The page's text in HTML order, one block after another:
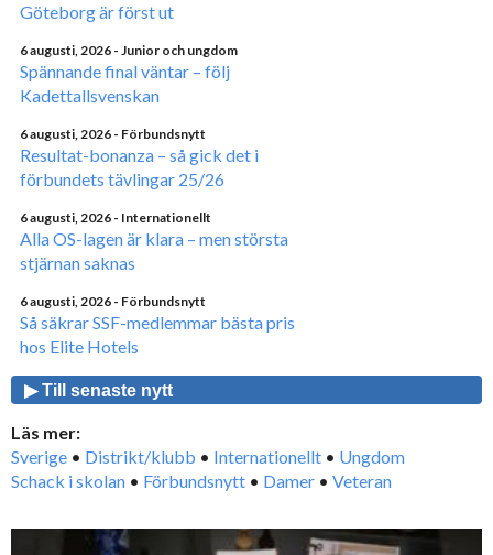
Göteborg är först ut
6 augusti, 2026 - Junior och ungdom
Spännande final väntar – följ
Kadettallsvenskan
6 augusti, 2026 - Förbundsnytt
Resultat-bonanza – så gick det i
förbundets tävlingar 25/26
6 augusti, 2026 - Internationellt
Alla OS-lagen är klara – men största
stjärnan saknas
6 augusti, 2026 - Förbundsnytt
Så säkrar SSF-medlemmar bästa pris
hos Elite Hotels
▶ Till senaste nytt
Läs mer:
Sverige • Distrikt/klubb • Internationellt • Ungdom
Schack i skolan • Förbundsnytt • Damer • Veteran